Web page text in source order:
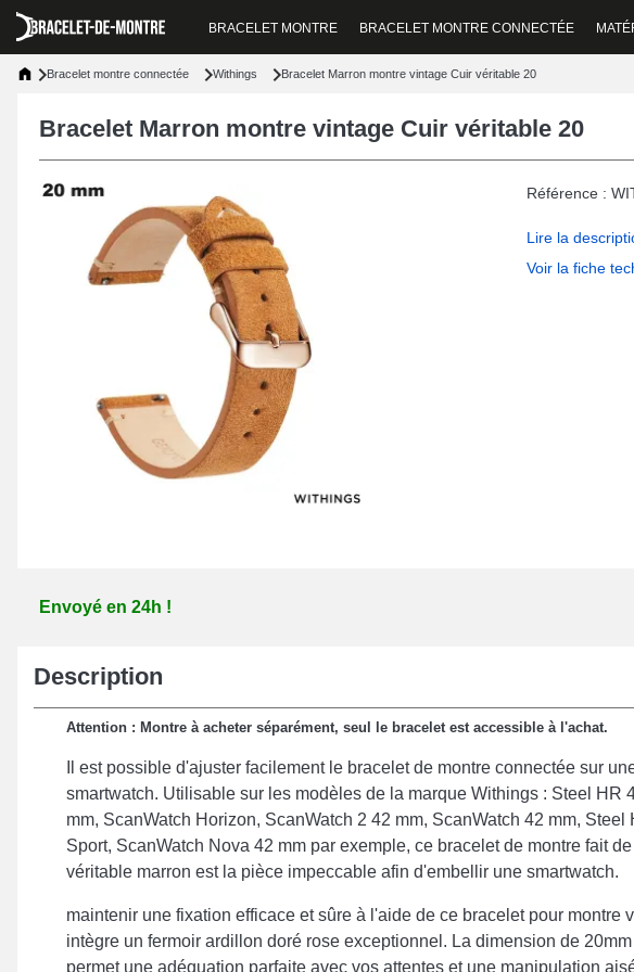
BRACELET MONTRE BRACELET MONTRE CONNECTÉE
Bracelet montre connectée Withings Bracelet Marron montre vintage Cuir véritable 20
Bracelet Marron montre vintage Cuir véritable 20
Référence :
Lire la
Voir la fiche
Envoyé en 24h !
Description
Attention : Montre à acheter séparément, seul le bracelet est accessible à l'achat.
Il est possible d'ajuster facilement le bracelet de montre connectée sur
smartwatch. Utilisable sur les modèles de la marque Withings : Steel HR
mm, ScanWatch Horizon, ScanWatch 2 42 mm, ScanWatch 42 mm, Steel
Sport, ScanWatch Nova 42 mm par exemple, ce bracelet de montre fait
véritable marron est la pièce impeccable afin d'embellir une smartwatch.
maintenir une fixation efficace et sûre à l'aide de ce bracelet pour montre
intègre un fermoir ardillon doré rose exceptionnel. La dimension de 20mm
permet une adéquation parfaite avec vos attentes et une manipulation